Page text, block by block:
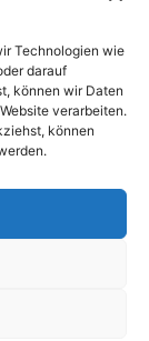
Technologien wie
darauf
können wir Daten
verarbeiten.
können
in
biologisch
sorgten für
beim